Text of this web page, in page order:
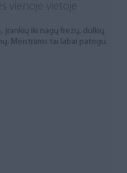
vienoje vietoje
įrankių iki nagų frezų, dulkių
Meistrams tai labai patogu.